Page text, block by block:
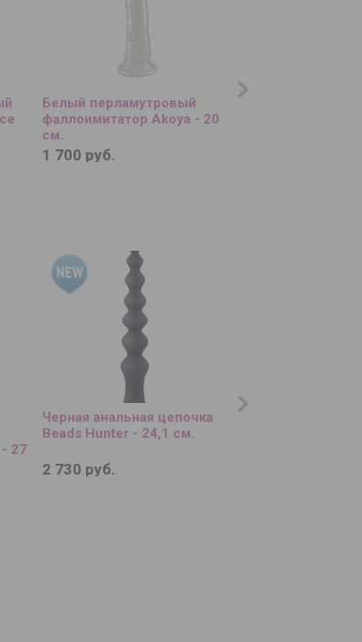
Белый перламутровый
фаллоимитатор Akoya - 20
см.
1 700 руб.
Экстремально
27
Черная анальная цепочка
Beads Hunter - 24,1 см.
2 730 руб.
Мастурбатор-